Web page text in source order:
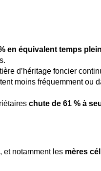
en équivalent temps plein
d’héritage foncier
moins fréquemment ou
chute de 61 % à
et notamment les mères